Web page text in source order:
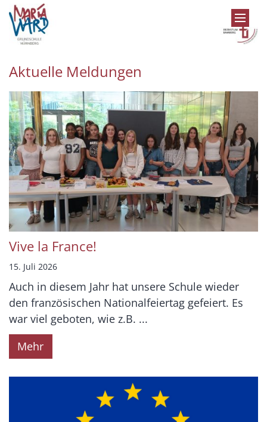
Zum Inhalt springen
Aktuelle Meldungen
Vive la France!
15. Juli 2026
Auch in diesem Jahr hat unsere Schule wieder
den französischen Nationalfeiertag gefeiert. Es
war viel geboten, wie z.B. ...
Mehr